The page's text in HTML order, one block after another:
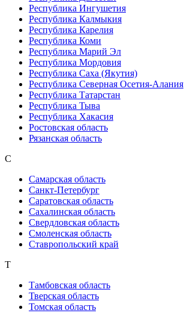
Республика Ингушетия
Республика Калмыкия
Республика Карелия
Республика Коми
Республика Марий Эл
Республика Мордовия
Республика Саха (Якутия)
Республика Северная Осетия-Алания
Республика Татарстан
Республика Тыва
Республика Хакасия
Ростовская область
Рязанская область
С
Самарская область
Санкт-Петербург
Саратовская область
Сахалинская область
Свердловская область
Смоленская область
Ставропольский край
Т
Тамбовская область
Тверская область
Томская область